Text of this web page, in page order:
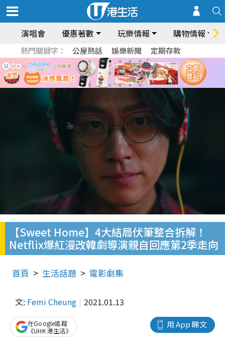
演唱會 優惠著數 玩樂情報 購物情報
熱門關鍵字： 公屋熱話 娛樂新聞 定期存款
【Sweet Home】4大結局伏筆整合拆解！
Netflix爆紅漫改韓劇導演親自回應第2季走向
首頁 生活話題 電影劇集
文: Femi Cheung 2021.01.13
用 App 睇文
在Google追蹤
《UHK 港生活》